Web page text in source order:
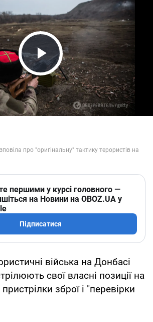
Play Video
першими у курсі головного —
на Новини на OBOZ.UA у
Підписатися
війська на Донбасі
свої власні позиції на
зброї і "перевірки